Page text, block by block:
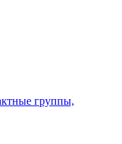
группы,